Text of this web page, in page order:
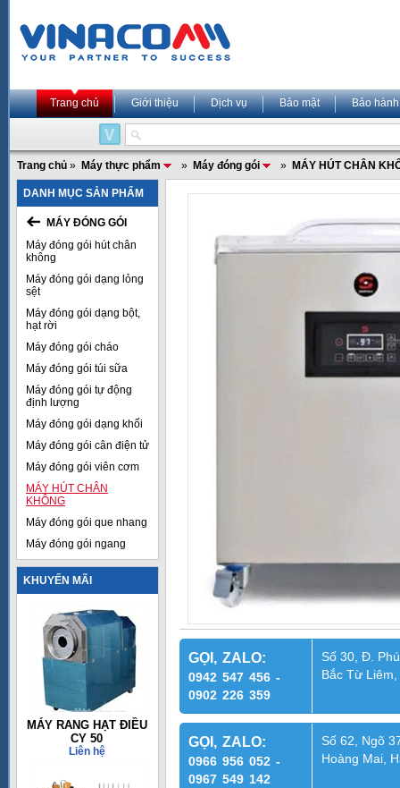
Trang chủ Giới thiệu Dịch vụ Bảo mật Bảo hành
Trang chủ » Máy thực phẩm » Máy đóng gói » MÁY HÚT CHÂN
DANH MỤC SẢN PHẨM
MÁY ĐÓNG GÓI
Máy đóng gói hút chân
không
Máy đóng gói dạng lỏng
sệt
Máy đóng gói dạng bột,
hạt rời
Máy đóng gói cháo
Máy đóng gói túi sữa
Máy đóng gói tự động
định lượng
Máy đóng gói dạng khối
Máy đóng gói cân điện tử
Máy đóng gói viên cơm
MÁY HÚT CHÂN
KHÔNG
Máy đóng gói que nhang
Máy đóng gói ngang
KHUYẾN MÃI
MÁY RANG HẠT ĐIỀU
CY 50
Liên hệ
GỌI, ZALO:
0942 547 456 -
0902 226 359
Số 30, Đ.
Bắc Từ
GỌI, ZALO:
0966 956 052 -
0967 549 142
Số 62, Ngõ
Hoàng Mai,